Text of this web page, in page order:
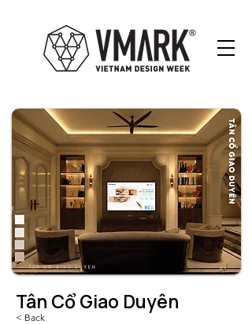
Tân Cổ Giao Duyên
< Back